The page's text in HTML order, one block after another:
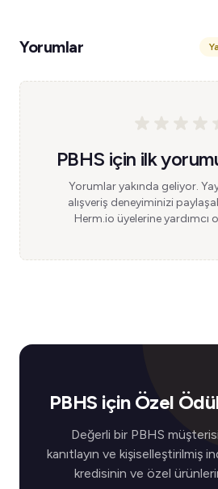
Yorumlar
PBHS için ilk
Yorumlar yakında geliyor.
alışveriş deneyiminizi
Herm.io üyelerine yardımcı
PBHS için Özel
Değerli bir PBHS
kanıtlayın ve kişiselleştirilmiş
kredisinin ve özel